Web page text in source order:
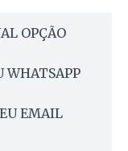
OPÇÃO
WHATSAPP
EMAIL